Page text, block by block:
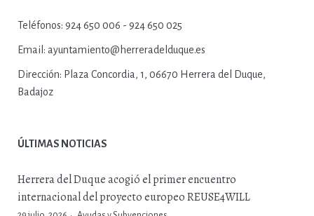
Teléfonos: 924 650 006 - 924 650 025
Email: ayuntamiento@herreradelduque.es
Dirección: Plaza Concordia, 1, 06670 Herrera del Duque,
Badajoz
ÚLTIMAS NOTICIAS
Herrera del Duque acogió el primer encuentro
internacional del proyecto europeo REUSE4WILL